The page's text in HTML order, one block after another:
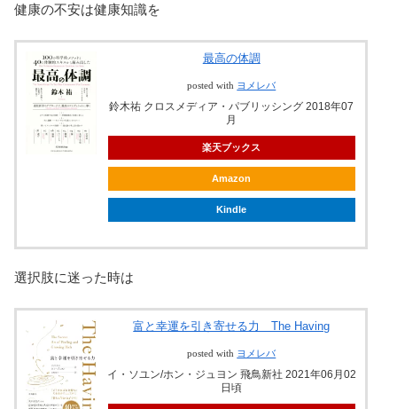
健康の不安は健康知識を
最高の体調
posted with ヨメレバ
鈴木祐 クロスメディア・パブリッシング 2018年07
月
楽天ブックス
Amazon
Kindle
選択肢に迷った時は
富と幸運を引き寄せる力 The Having
posted with ヨメレバ
イ・ソユン/ホン・ジュヨン 飛鳥新社 2021年06月02
日頃